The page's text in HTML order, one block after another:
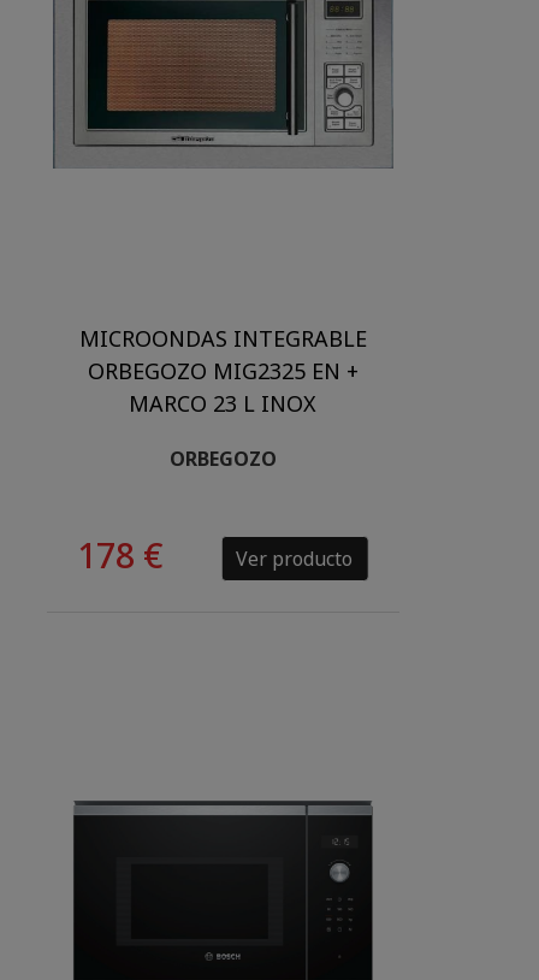
MICROONDAS INTEGRABLE
ORBEGOZO MIG2325 EN +
MARCO 23 L INOX
ORBEGOZO
178 € Ver producto